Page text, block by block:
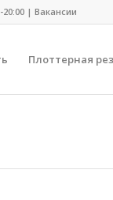
| Вакансии
Плоттерная